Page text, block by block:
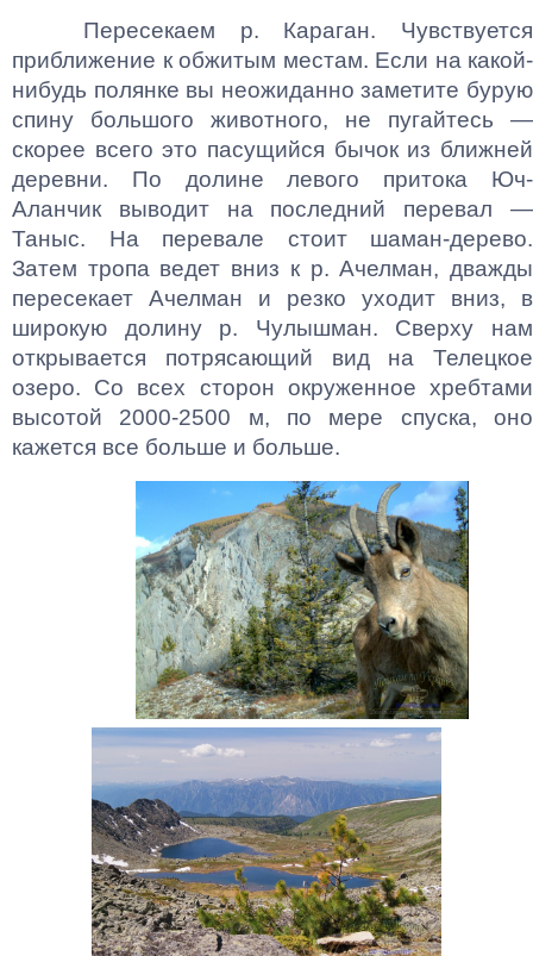
Пересекаем р. Караган. Чувствуется
приближение к обжитым местам. Если на какой-
нибудь полянке вы неожиданно заметите бурую
спину большого животного, не пугайтесь —
скорее всего это пасущийся бычок из ближней
деревни. По долине левого притока Юч-
Аланчик выводит на последний перевал —
Таныс. На перевале стоит шаман-дерево.
Затем тропа ведет вниз к р. Ачелман, дважды
пересекает Ачелман и резко уходит вниз, в
широкую долину р. Чулышман. Сверху нам
открывается потрясающий вид на Телецкое
озеро. Со всех сторон окруженное хребтами
высотой 2000-2500 м, по мере спуска, оно
кажется все больше и больше.